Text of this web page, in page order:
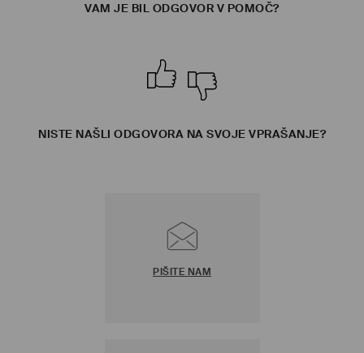
VAM JE BIL ODGOVOR V POMOČ?
NISTE NAŠLI ODGOVORA NA SVOJE VPRAŠANJE?
PIŠITE NAM